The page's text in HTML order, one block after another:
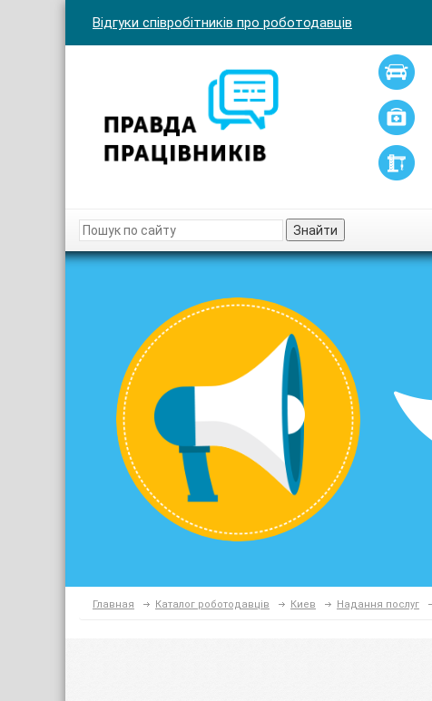
Відгуки співробітників про роботодавців
Знайти
Главная Каталог роботодавців Киев Надання послуг